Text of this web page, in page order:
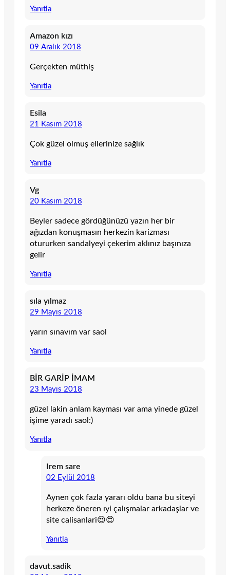
Yanıtla
Amazon kızı
09 Aralık 2018
Gerçekten müthiş
Yanıtla
Esila
21 Kasım 2018
Çok güzel olmuş ellerinize sağlık
Yanıtla
Vg
20 Kasım 2018
Beyler sadece gördüğünüzü yazın her bir
ağızdan konuşmasın herkezin karizması
otururken sandalyeyi çekerim aklınız başınıza
gelir
Yanıtla
sıla yılmaz
29 Mayıs 2018
yarın sınavım var saol
Yanıtla
BİR GARİP İMAM
23 Mayıs 2018
güzel lakin anlam kayması var ama yinede güzel
işime yaradı saol:)
Yanıtla
Irem sare
02 Eylül 2018
Aynen çok fazla yararı oldu bana bu siteyi
herkeze öneren ıyi çalışmalar arkadaşlar ve
site calisanlari😍😍
Yanıtla
davut.sadik